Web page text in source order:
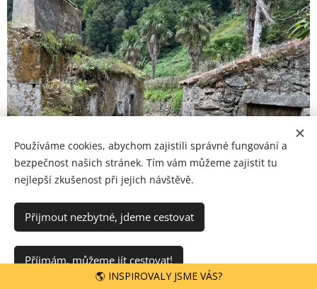
Používáme cookies, abychom zajistili správné fungování a
bezpečnost našich stránek. Tím vám můžeme zajistit tu
nejlepší zkušenost při jejich návštěvě.
Přijmout nezbytné, jdeme cestovat
Příjmám, můžeme jít cestovat!
🌎 INSPIROVALY JSME VÁS?